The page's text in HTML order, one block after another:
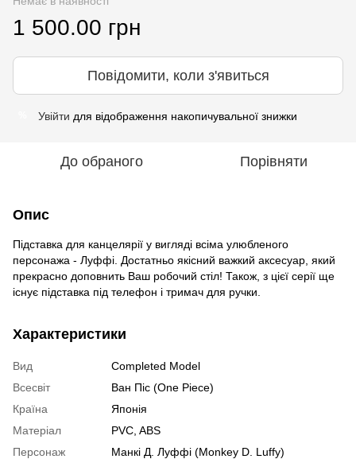
1 500.00 грн
Повідомити, коли з'явиться
Увійти для відображення накопичувальної знижки
До обраного Порівняти
Опис
Підставка для канцелярії у вигляді всіма улюбленого
персонажа - Луффі. Достатньо якісний важкий аксесуар, який
прекрасно доповнить Ваш робочий стіл! Також, з цієї серії ще
існує підставка під телефон і тримач для ручки.
Характеристики
Вид
Completed Model
Всесвіт
Ван Піс (One Piece)
Країна
Японія
Матеріал
PVC, ABS
Персонаж
Манкі Д. Луффі (Monkey D. Luffy)